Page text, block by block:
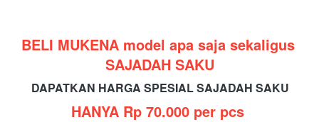
BELI MUKENA model apa saja sekaligus
SAJADAH SAKU
DAPATKAN HARGA SPESIAL SAJADAH SAKU
HANYA Rp 70.000 per pcs